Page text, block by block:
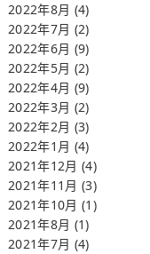
2022年8月 (4)
2022年7月 (2)
2022年6月 (9)
2022年5月 (2)
2022年4月 (9)
2022年3月 (2)
2022年2月 (3)
2022年1月 (4)
2021年12月(4)
2021年11月(3)
2021年10月(1)
2021年8月 (1)
2021年7月 (4)